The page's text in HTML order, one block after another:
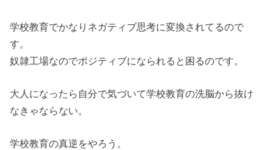
学校教育でかなりネガティブ思考に変換されてるので
す。
奴隷工場なのでポジティブになられると困るのです。
大人になったら自分で気づいて学校教育の洗脳から抜け
なきゃならない。
学校教育の真逆をやろう。